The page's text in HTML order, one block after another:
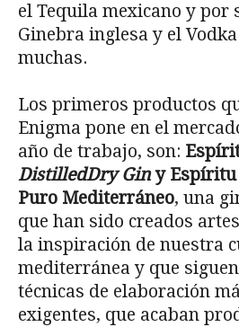
el Tequila mexicano y por
Ginebra inglesa y el
muchas.
Los primeros productos
Enigma pone en el
año de trabajo, son:
DistilledDry Giny Espíritu
Puro Mediterráneo, una
que han sido creados
la inspiración de nuestra
mediterránea y que
técnicas de elaboración
exigentes, que acaban